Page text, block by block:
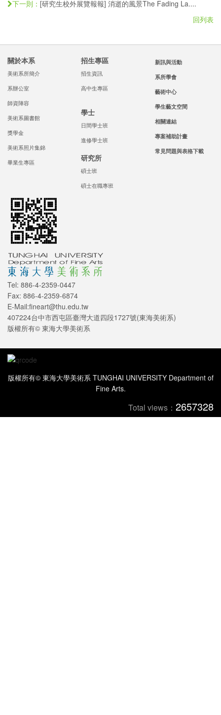
下一則： [研究生校外展覽報報] 消逝的風景The Fading La....
回列表
關於本系
美術系所簡介
系辦公室
師資陣容
美術系圖書館
獎學金
美術系照片集錦
畢業生專區
招生專區
招生資訊
高中生專區
學士
日間學士班
進修學士班
研究所
碩士班
碩士在職專班
新訊與活動
系所學會
藝術中心
學生藝文空間
相關連結
專案補助計畫
常見問題與表格下載
Tel: 886-4-2359-0447
Fax: 886-4-2359-6874
E-Mail:fineart@thu.edu.tw
407224台中市西屯區臺灣大道四段1727號(東海美術系)
版權所有© 東海大學美術系
版權所有© 東海大學美術系 TUNGHAI UNIVERSITY Department of
Fine Arts.
Total views： 2657328